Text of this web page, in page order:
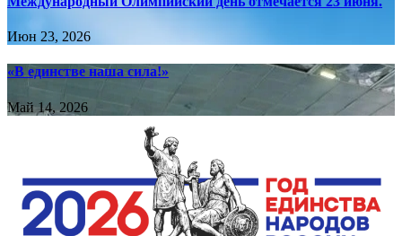
Июн 23, 2026
«В единстве наша сила!»
Май 14, 2026